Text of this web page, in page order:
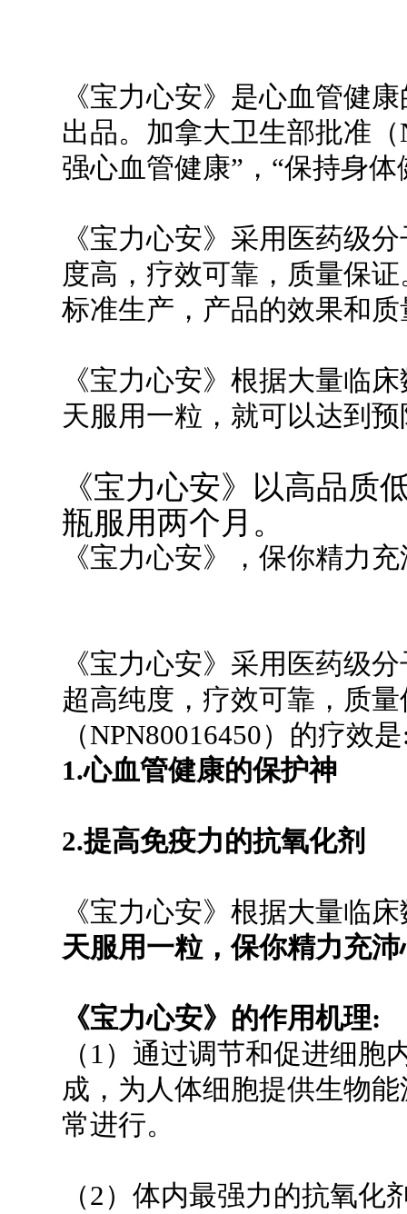
《宝力心安》是心血管健
出品。加拿大卫生部批准
强心血管健康”，“保持身
《宝力心安》采用医药级
度高，疗效可靠，质量保
标准生产，产品的效果和
《宝力心安》根据大量临
天服用一粒，就可以达到
《宝力心安》以高品质
瓶服用两个月。
《宝力心安》，保你精力
《宝力心安》采用医药级
超高纯度，疗效可靠，质
（NPN80016450）的疗效
1.心血管健康的保护神
2.提高免疫力的抗氧化剂
《宝力心安》根据大量临
天服用一粒，保你精力充
《宝力心安》的作用机理:
（1）通过调节和促进细胞
成，为人体细胞提供生物
常进行。
（2）体内最强力的抗氧